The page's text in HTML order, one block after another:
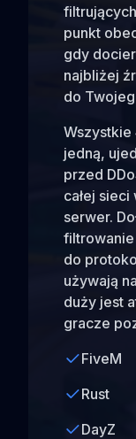
punkt
gdy
najbliżej
do
Wszystkie
jedną,
przed
całej
serwer.
do
używają
duży jest
gracze
FiveM
Rust
DayZ